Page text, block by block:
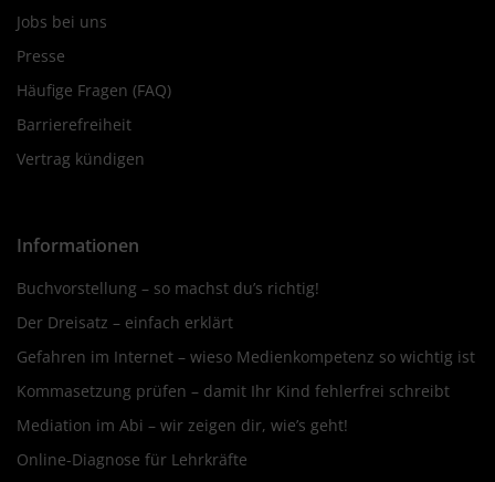
Jobs bei uns
Presse
Häufige Fragen (FAQ)
Barrierefreiheit
Vertrag kündigen
Informationen
Buchvorstellung – so machst du’s richtig!
Der Dreisatz – einfach erklärt
Gefahren im Internet – wieso Medienkompetenz so wichtig ist
Kommasetzung prüfen – damit Ihr Kind fehlerfrei schreibt
Mediation im Abi – wir zeigen dir, wie’s geht!
Online-Diagnose für Lehrkräfte